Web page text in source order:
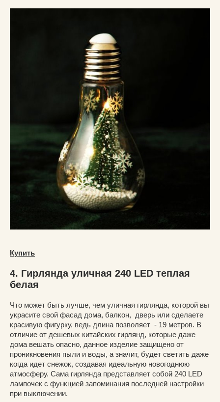
Купить
4. Гирлянда уличная 240 LED теплая
белая
Что может быть лучше, чем уличная гирлянда, которой вы
украсите свой фасад дома, балкон, дверь или сделаете
красивую фигурку, ведь длина позволяет - 19 метров. В
отличие от дешевых китайских гирлянд, которые даже
дома вешать опасно, данное изделие защищено от
проникновения пыли и воды, а значит, будет светить даже
когда идет снежок, создавая идеальную новогоднюю
атмосферу. Сама гирлянда представляет собой 240 LED
лампочек с функцией запоминания последней настройки
при выключении.